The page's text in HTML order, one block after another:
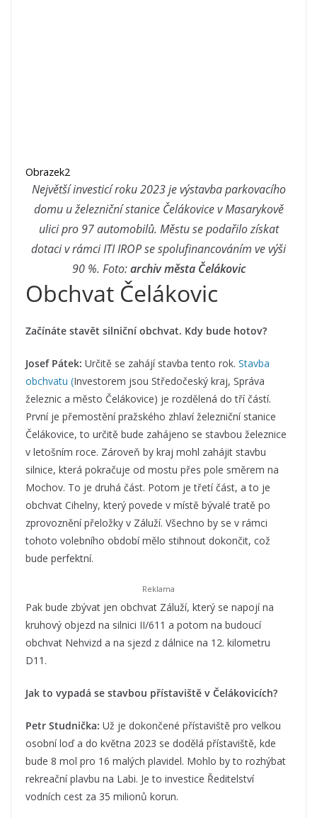
Obrazek2
Největší investicí roku 2023 je výstavba parkovacího
domu u železniční stanice Čelákovice v Masarykově
ulici pro 97 automobilů. Městu se podařilo získat
dotaci v rámci ITI IROP se spolufinancováním ve výši
90 %. Foto:archiv města Čelákovic
Obchvat Čelákovic
Začínáte stavět silniční obchvat. Kdy bude hotov?
Josef Pátek: Určitě se zahájí stavba tento rok. Stavba
obchvatu (Investorem jsou Středočeský kraj, Správa
železnic a město Čelákovice) je rozdělená do tří částí.
První je přemostění pražského zhlaví železniční stanice
Čelákovice, to určitě bude zahájeno se stavbou železnice
v letošním roce. Zároveň by kraj mohl zahájit stavbu
silnice, která pokračuje od mostu přes pole směrem na
Mochov. To je druhá část. Potom je třetí část, a to je
obchvat Cihelny, který povede v místě bývalé tratě po
zprovoznění přeložky v Záluží. Všechno by se v rámci
tohoto volebního období mělo stihnout dokončit, což
bude perfektní.
Pak bude zbývat jen obchvat Záluží, který se napojí na
kruhový objezd na silnici II/611 a potom na budoucí
obchvat Nehvizd a na sjezd z dálnice na 12. kilometru
D11.
Jak to vypadá se stavbou přístaviště v Čelákovicích?
Petr Studnička: Už je dokončené přístaviště pro velkou
osobní loď a do května 2023 se dodělá přístaviště, kde
bude 8 mol pro 16 malých plavidel. Mohlo by to rozhýbat
rekreační plavbu na Labi. Je to investice Ředitelství
vodních cest za 35 milionů korun.